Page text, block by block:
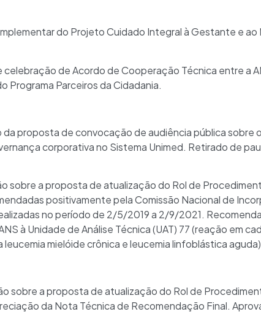
do Projeto Cuidado Integral à Gestante e
celebração de Acordo de Cooperação Técnica entre a
Programa Parceiros da Cidadania.
da proposta de convocação de audiência pública sobre o
corporativa no Sistema Unimed. Retirado de
sobre a proposta de atualização do Rol de
positivamente pela Comissão Nacional de
no período de 2/5/2019 a 2/9/2021.
à Unidade de Análise Técnica (UAT) 77 (reação em
mielóide crônica e leucemia linfoblástica
sobre a proposta de atualização do Rol de
da Nota Técnica de Recomendação Final.